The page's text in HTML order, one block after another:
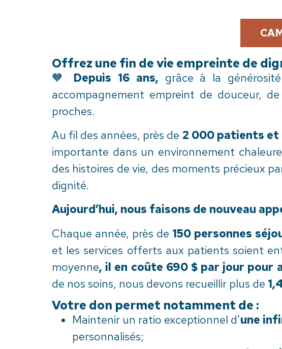
Offrez une fin de vie empreinte de
🧡 Depuis 16 ans, grâce à la
accompagnement empreint de douceur,
proches.
Au fil des années, près de 2 000 patients et
importante dans un environnement
des histoires de vie, des moments précieux
dignité.
Aujourd’hui, nous faisons de nouveau
Chaque année, près de 150 personnes
et les services offerts aux patients soient
moyenne, il en coûte 690 $ par jour pour
de nos soins, nous devons recueillir plus de
Votre don permet notamment de :
Maintenir un ratio exceptionnel d’une
personnalisés;